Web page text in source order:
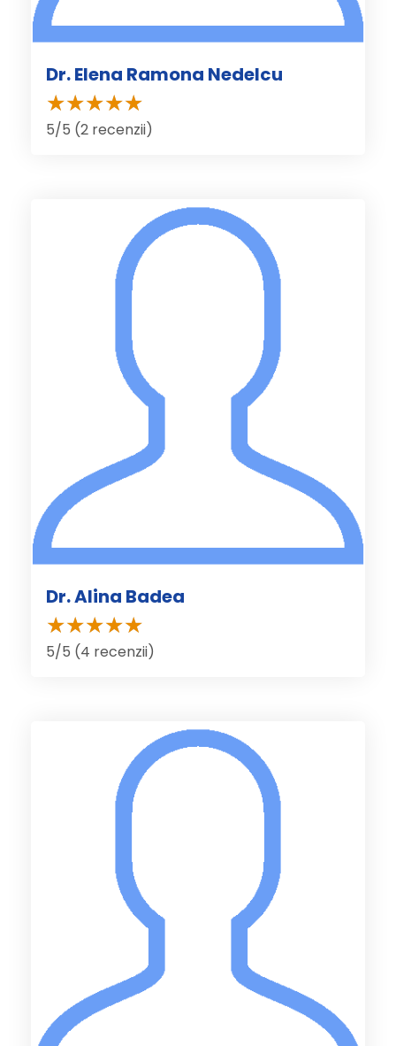
Dr. Elena Ramona Nedelcu
5/5 (2 recenzii)
Dr. Alina Badea
5/5 (4 recenzii)